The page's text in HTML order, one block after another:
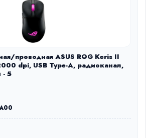
проводная ASUS ROG Keris II
dpi, USB Type-A, радиоканал,
- 5